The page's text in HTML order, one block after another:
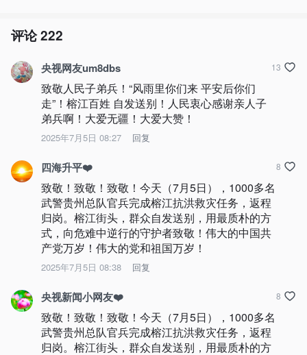
评论222
央视网友um8dbs
致敬人民子弟兵！“风雨里你们来 平安后你们
走”！榕江百姓 自发送别！人民衷心感谢亲人子
弟兵啊！大爱无疆！大爱大赞！
2025年7月5日 08:27 回复
13
四海升平❤️
致敬！致敬！致敬！今天（7月5日），1000多名
武警贵州总队官兵完成榕江抗洪救灾任务，返程
归岗。榕江街头，群众自发送别，用最质朴的方
式，向危难中逆行的守护者致敬！伟大的中国共
产党万岁！伟大的党和祖国万岁！
2025年7月5日 08:38 回复
8
央视新闻小网友❤️
致敬！致敬！致敬！今天（7月5日），1000多名
武警贵州总队官兵完成榕江抗洪救灾任务，返程
归岗。榕江街头，群众自发送别，用最质朴的方
8